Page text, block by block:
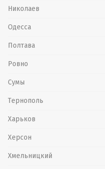
Николаев
Одесса
Полтава
Ровно
Сумы
Тернополь
Харьков
Херсон
Хмельницкий